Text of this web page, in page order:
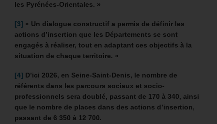
les Pyrénées-Orientales. »
[3] « Un dialogue constructif a permis de définir les
actions d’insertion que les Départements se sont
engagés à réaliser, tout en adaptant ces objectifs à la
situation de chaque territoire. »
[4] D’ici 2026, en Seine-Saint-Denis, le nombre de
référents dans les parcours sociaux et socio-
professionnels sera doublé, passant de 170 à 340, ainsi
que le nombre de places dans des actions d’insertion,
passant de 6 350 à 12 700.